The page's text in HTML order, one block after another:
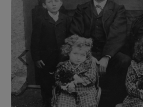
Previous